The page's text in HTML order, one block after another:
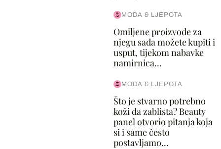
MODA & LJEPOTA
Omiljene proizvode za
njegu sada možete kupiti i
usput, tijekom nabavke
namirnica...
MODA & LJEPOTA
Što je stvarno potrebno
koži da zablista? Beauty
panel otvorio pitanja koja
si i same često
postavljamo...